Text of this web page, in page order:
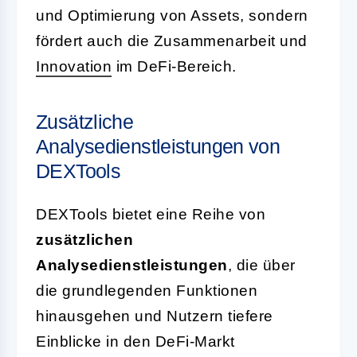
und Optimierung von Assets, sondern
fördert auch die Zusammenarbeit und
Innovation im DeFi-Bereich.
Zusätzliche
Analysedienstleistungen von
DEXTools
DEXTools bietet eine Reihe von
zusätzlichen
Analysedienstleistungen, die über
die grundlegenden Funktionen
hinausgehen und Nutzern tiefere
Einblicke in den DeFi-Markt